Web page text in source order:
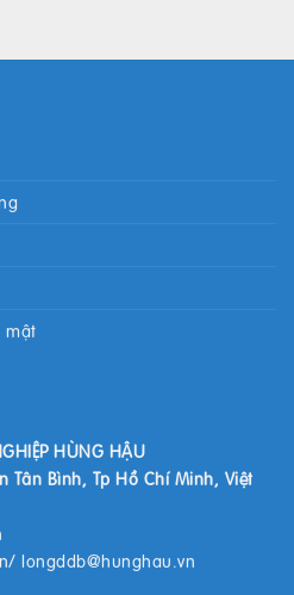
mật
HÙNG HẬU
Tân Bình, Tp Hồ Chí Minh, Việt
/ longddb@hunghau.vn